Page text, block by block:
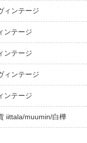
ィンテージ
ンテージ
ンテージ
ィンテージ
ンテージ
iittala/muumin/白樺